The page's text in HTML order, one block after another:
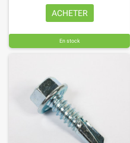
ACHETER
En stock